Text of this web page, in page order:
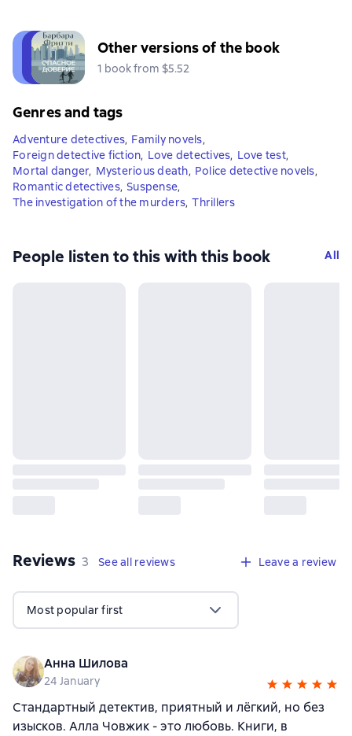
Other versions of the book
1 book from $5.52
Genres and tags
Adventure detectives, Family novels,
Foreign detective fiction, Love detectives, Love test,
Mortal danger, Mysterious death, Police detective novels,
Romantic detectives, Suspense,
The investigation of the murders, Thrillers
People listen to this with this book All
Reviews 3 reviews
3 See all reviews Leave a review
Most popular first
Анна Шилова
24 January
Стандартный детектив, приятный и лёгкий, но без
изысков. Алла Човжик - это любовь. Книги, в